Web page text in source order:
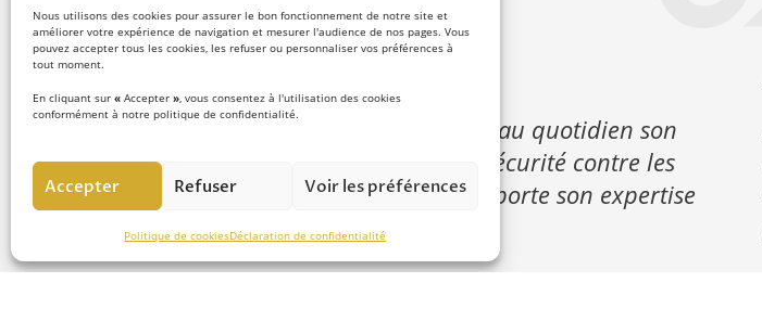
Nous utilisons des cookies pour assurer le bon fonctionnement de notre site et
améliorer votre expérience de navigation et mesurer l'audience de nos pages. Vous
pouvez accepter tous les cookies, les refuser ou personnaliser vos préférences à
tout moment.
En cliquant sur « Accepter », vous consentez à l'utilisation des cookies
conformément à notre politique de confidentialité.
Accepter Refuser Voir les préférences
Politique de cookiesDéclaration de confidentialité
Notre équipe d’experts
met au quotidien son
savoir-faire au service de la sécurité contre les
chutes de hauteur et vous apporte son expertise
pour réussir vos projets.